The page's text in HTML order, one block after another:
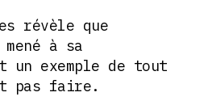
révèle que
à sa
un exemple de tout
pas faire.